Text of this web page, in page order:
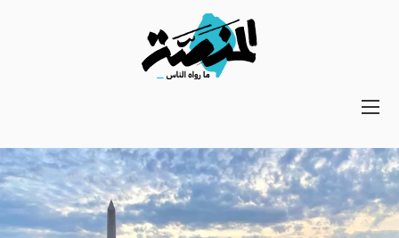
Main
Secondary
Navigation